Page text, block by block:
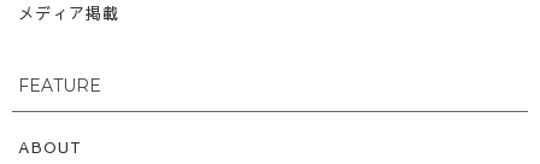
メディア掲載
FEATURE
ABOUT